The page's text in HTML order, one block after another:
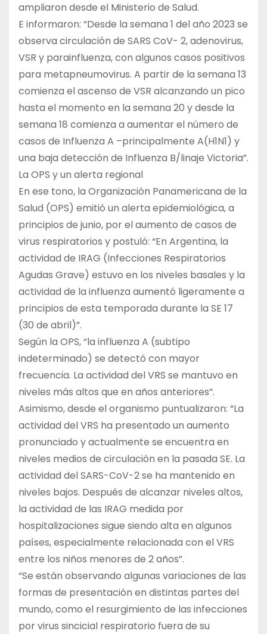
ampliaron desde el Ministerio de Salud.
E informaron: “Desde la semana 1 del año 2023 se
observa circulación de SARS CoV- 2, adenovirus,
VSR y parainfluenza, con algunos casos positivos
para metapneumovirus. A partir de la semana 13
comienza el ascenso de VSR alcanzando un pico
hasta el momento en la semana 20 y desde la
semana 18 comienza a aumentar el número de
casos de Influenza A –principalmente A(H1N1) y
una baja detección de Influenza B/linaje Victoria”.
La OPS y un alerta regional
En ese tono, la Organización Panamericana de la
Salud (OPS) emitió un alerta epidemiológica, a
principios de junio, por el aumento de casos de
virus respiratorios y postuló: “En Argentina, la
actividad de IRAG (Infecciones Respiratorios
Agudas Grave) estuvo en los niveles basales y la
actividad de la influenza aumentó ligeramente a
principios de esta temporada durante la SE 17
(30 de abril)”.
Según la OPS, “la influenza A (subtipo
indeterminado) se detectó con mayor
frecuencia. La actividad del VRS se mantuvo en
niveles más altos que en años anteriores”.
Asimismo, desde el organismo puntualizaron: “La
actividad del VRS ha presentado un aumento
pronunciado y actualmente se encuentra en
niveles medios de circulación en la pasada SE. La
actividad del SARS-CoV-2 se ha mantenido en
niveles bajos. Después de alcanzar niveles altos,
la actividad de las IRAG medida por
hospitalizaciones sigue siendo alta en algunos
países, especialmente relacionada con el VRS
entre los niños menores de 2 años”.
“Se están observando algunas variaciones de las
formas de presentación en distintas partes del
mundo, como el resurgimiento de las infecciones
por virus sincicial respiratorio fuera de su